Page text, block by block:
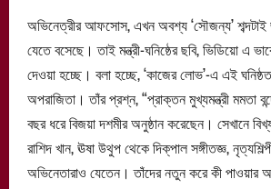
অভিনেত্রীর আফসোস, এখন অবশ্য ‘সৌজন্য’ শব্দটাই
যেতে বসেছে। তাই মন্ত্রী-ঘনিষ্ঠের ছবি, ভিডিয়ো এ
দেওয়া হচ্ছে। বলা হচ্ছে, ‘কাজের লোভ’-এ এই
অপরাজিতা। তাঁর প্রশ্ন, “প্রাক্তন মুখ্যমন্ত্রী মমতা
বছর ধরে বিজয়া দশমীর অনুষ্ঠান করেছেন। সেখানে
রাশিদ খান, ঊষা উথুপ থেকে দিক্‌পাল সঙ্গীতজ্ঞ,
অভিনেতারাও যেতেন। তাঁদের নতুন করে কী পাওয়ার